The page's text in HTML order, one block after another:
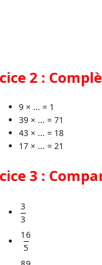
2 :
9 × ... = 1
39 × ... = 71
43 × ... = 18
17 × ... = 21
3 :
3
3
16
5